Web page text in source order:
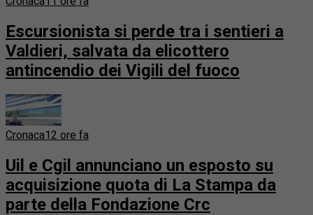
Escursionista si perde tra i sentieri a
Valdieri, salvata da elicottero
antincendio dei Vigili del fuoco
Cronaca12 ore fa
Uil e Cgil annunciano un esposto su
acquisizione quota di La Stampa da
parte della Fondazione Crc